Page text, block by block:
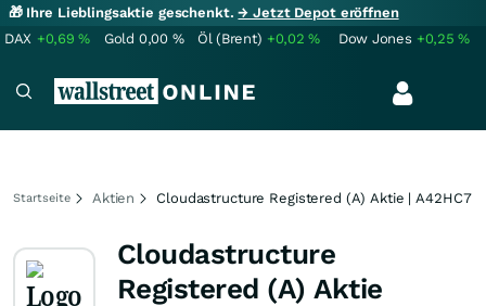
🎁 Ihre Lieblingsaktie geschenkt.→ Jetzt Depot eröffnen
DAX +0,69% Gold 0,00 % Öl (Brent) +0,02% Dow Jones +0,25%
Startseite Aktien Cloudastructure Registered (A) Aktie | A42HC7
Cloudastructure
Registered (A) Aktie